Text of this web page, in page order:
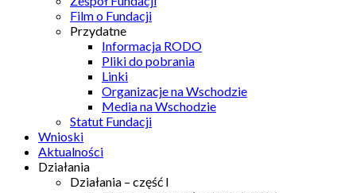
Film o Fundacji
Przydatne
Informacja RODO
Pliki do pobrania
Linki
Organizacje na Wschodzie
Media na Wschodzie
Statut Fundacji
Wnioski
Aktualności
Działania
Działania – część I